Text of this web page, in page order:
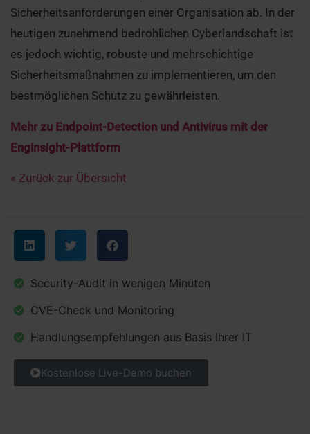
Sicherheitsanforderungen einer Organisation ab. In der
heutigen zunehmend bedrohlichen Cyberlandschaft ist
es jedoch wichtig, robuste und mehrschichtige
Sicherheitsmaßnahmen zu implementieren, um den
bestmöglichen Schutz zu gewährleisten.
Mehr zu Endpoint-Detection und Antivirus mit der
Enginsight-Plattform
« Zurück zur Übersicht
Security-Audit in wenigen Minuten
CVE-Check und Monitoring
Handlungsempfehlungen aus Basis Ihrer IT
Kostenlose Live-Demo buchen